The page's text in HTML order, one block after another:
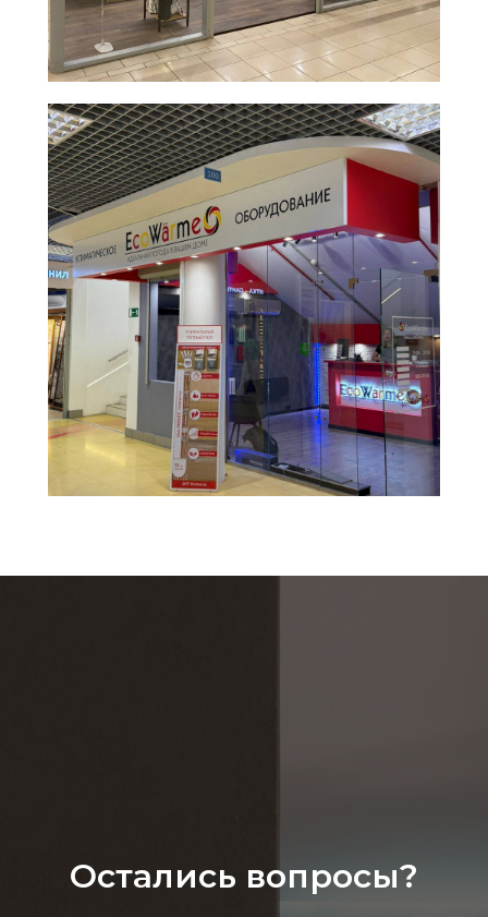
Остались вопросы?